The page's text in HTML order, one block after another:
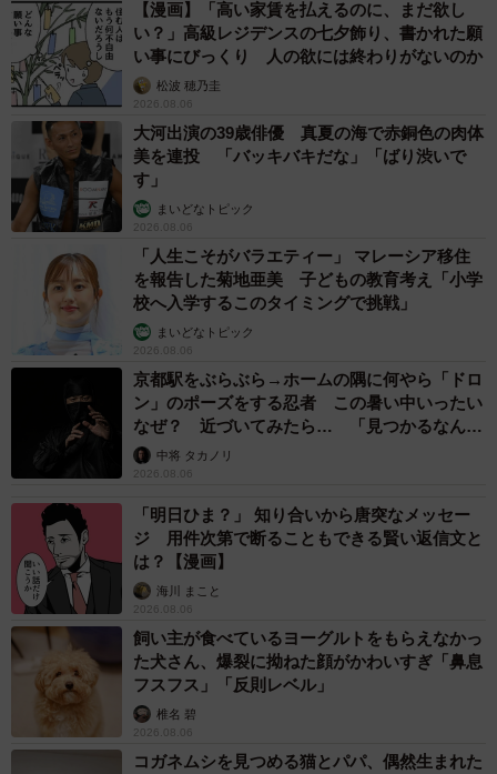
【漫画】「高い家賃を払えるのに、まだ欲し
い？」高級レジデンスの七夕飾り、書かれた願
い事にびっくり 人の欲には終わりがないのか
松波 穂乃圭
2026.08.06
大河出演の39歳俳優 真夏の海で赤銅色の肉体
美を連投 「バッキバキだな」「ばり渋いで
す」
まいどなトピック
2026.08.06
「人生こそがバラエティー」 マレーシア移住
を報告した菊地亜美 子どもの教育考え「小学
校へ入学するこのタイミングで挑戦」
まいどなトピック
2026.08.06
京都駅をぶらぶら→ホームの隅に何やら「ドロ
ン」のポーズをする忍者 この暑い中いったい
なぜ？ 近づいてみたら… 「見つかるなんて
未熟」中将 タカノリ
2026.08.06
「明日ひま？」 知り合いから唐突なメッセー
ジ 用件次第で断ることもできる賢い返信文と
は？【漫画】
海川 まこと
2026.08.06
飼い主が食べているヨーグルトをもらえなかっ
た犬さん、爆裂に拗ねた顔がかわいすぎ「鼻息
フスフス」「反則レベル」
椎名 碧
2026.08.06
コガネムシを見つめる猫とパパ、偶然生まれた